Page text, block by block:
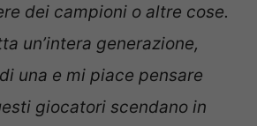
dei campioni o altre cose.
un’intera generazione,
una e mi piace pensare
giocatori scendano in